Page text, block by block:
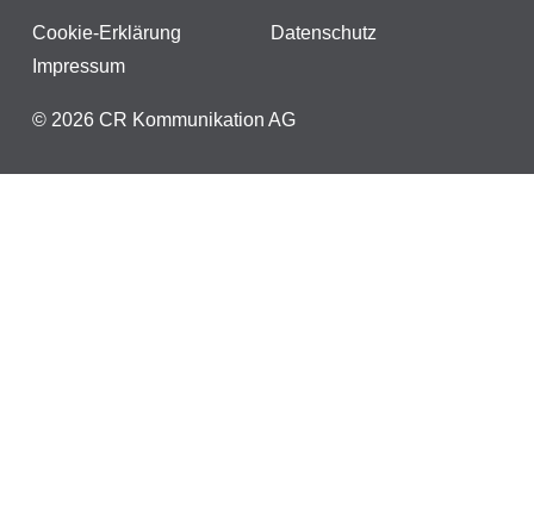
Cookie-Erklärung
Datenschutz
Impressum
© 2026 CR Kommunikation AG